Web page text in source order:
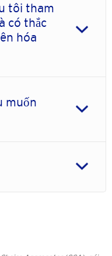
tôi tham
có thắc
hóa
muốn